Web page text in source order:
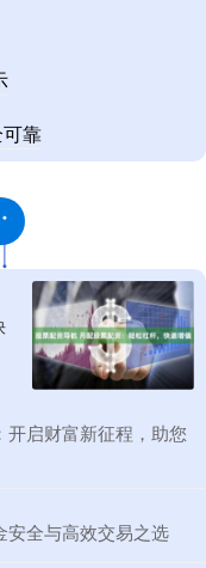
靠
启财富新征程，助您
安全与高效交易之选